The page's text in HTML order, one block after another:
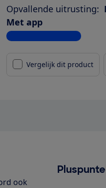
Opvallende uitrusting:
Met app
Bekijk alle specificaties
Vergelijk dit product
ook